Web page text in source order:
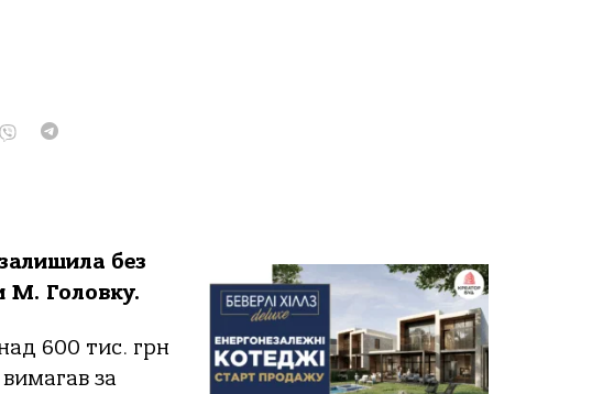
без
М. Головку.
600 тис. грн
за